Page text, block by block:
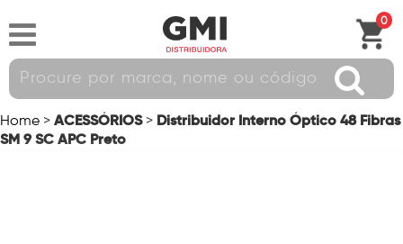
0
Home > ACESSÓRIOS > Distribuidor Interno Óptico 48 Fibras
SM 9 SC APC Preto